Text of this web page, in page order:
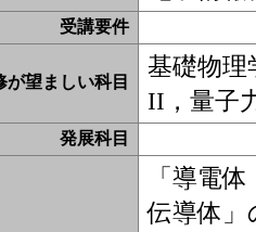
受講要件
が望ましい科目
基礎物
II，量子
発展科目
「導電
伝導体」